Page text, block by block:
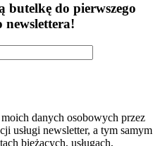
butelkę do pierwszego
newslettera!
danych osobowych przez
usługi newsletter, a tym samym
bieżących, usługach,